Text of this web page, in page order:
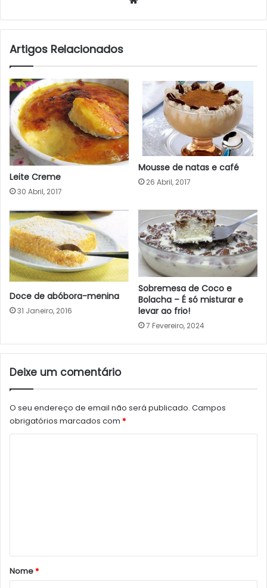
Artigos Relacionados
Leite Creme
30 Abril, 2017
Mousse de natas e café
26 Abril, 2017
Doce de abóbora-menina
31 Janeiro, 2016
Sobremesa de Coco e
Bolacha – É só misturar e
levar ao frio!
7 Fevereiro, 2024
Deixe um comentário
O seu endereço de email não será publicado. Campos
obrigatórios marcados com *
r
Nome*